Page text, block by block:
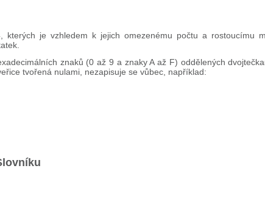
kterých je vzhledem k jejich omezenému počtu a rostoucímu
znaků (0 až 9 a znaky A až F) oddělených
tvořená nulami, nezapisuje se vůbec, například: